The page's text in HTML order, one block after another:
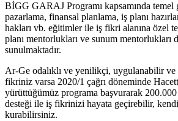
BİGG GARAJ Programı kapsamında
pazarlama, finansal planlama, iş planı
hakları vb. eğitimler ile iş fikri alanına özel
planı mentorlukları ve sunum mentorlukları
sunulmaktadır.
Ar-Ge odalıklı ve yenilikçi, uygulanabilir
fikriniz varsa 2020/1 çağrı döneminde
yürüttüğümüz programa başvurarak
desteği ile iş fikrinizi hayata geçirebilir,
kurabilirsiniz.